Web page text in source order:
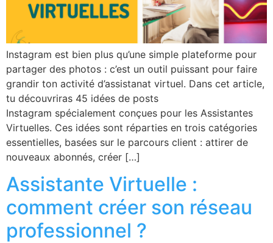
Instagram est bien plus qu’une simple plateforme pour
partager des photos : c’est un outil puissant pour faire
grandir ton activité d’assistanat virtuel. Dans cet article,
tu découvriras 45 idées de posts
Instagram spécialement conçues pour les Assistantes
Virtuelles. Ces idées sont réparties en trois catégories
essentielles, basées sur le parcours client : attirer de
nouveaux abonnés, créer […]
Assistante Virtuelle :
comment créer son réseau
professionnel ?